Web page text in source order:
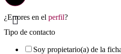
¿Errores en el perfil?
Tipo de contacto
Soy propietario(a) de la